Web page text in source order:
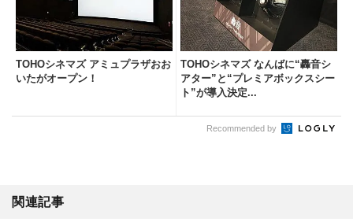
TOHOシネマズ アミュプラザおお
いたがオープン！
TOHOシネマズ なんばに“轟音シ
アター”と“プレミアボックスシー
ト”が導入決定...
Recommended by
関連記事